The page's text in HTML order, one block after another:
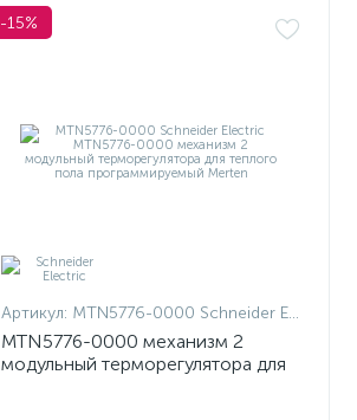
-15%
Артикул: MTN5776-0000 Schneider Electric
MTN5776-0000 механизм 2
модульный терморегулятора для